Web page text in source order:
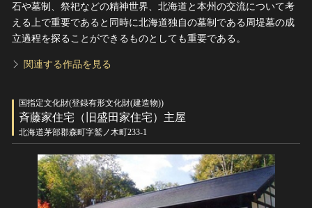
石や墓制、祭祀などの精神世界、北海道と本州の交流について考
える上で重要であると同時に北海道独自の墓制である周堤墓の成
立過程を探ることができるものとしても重要である。
関連する作品を見る
国指定文化財(登録有形文化財(建造物))
斉藤家住宅（旧盛田家住宅）主屋
北海道茅部郡森町字鷲ノ木町233-1